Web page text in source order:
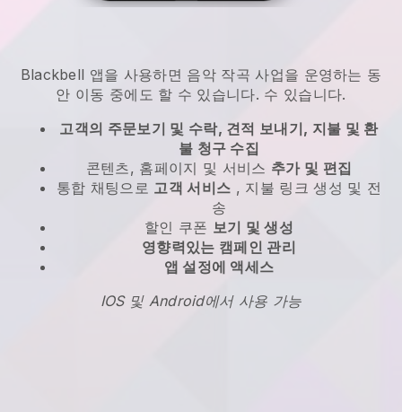
Blackbell 앱을 사용하면 음악 작곡 사업을 운영하는 동
안 이동 중에도 할 수 있습니다. 수 있습니다.
고객의 주문보기 및 수락, 견적 보내기, 지불 및 환
불 청구 수집
콘텐츠, 홈페이지 및 서비스 추가 및 편집
통합 채팅으로 고객 서비스 , 지불 링크 생성 및 전
송
할인 쿠폰 보기 및 생성
영향력있는 캠페인 관리
앱 설정에 액세스
IOS 및 Android에서 사용 가능